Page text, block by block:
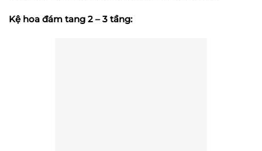
Kệ hoa đám tang 2 – 3 tầng: